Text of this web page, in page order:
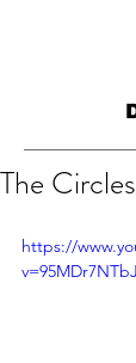
The
https://